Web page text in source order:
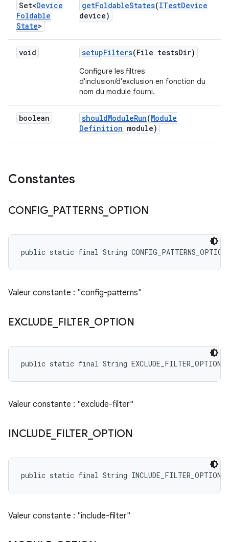
Set<Device
Foldable
State>
getFoldableStates(ITestDevice
device)
void setupFilters(File testsDir)
Configure les filtres
d'inclusion/d'exclusion en fonction du
nom du module fourni.
boolean shouldModuleRun(Module
Definition module)
Constantes
CONFIG_ PATTERNS_ OPTION
public static final String CONFIG_PATTERNS_OPTION
Valeur constante : "config-patterns"
EXCLUDE FILTER_ OPTION
public static final String EXCLUDE_FILTER_OPTION
Valeur constante : "exclude-filter"
INCLUDE FILTER_ OPTION
public static final String INCLUDE_FILTER_OPTION
Valeur constante : "include-filter"